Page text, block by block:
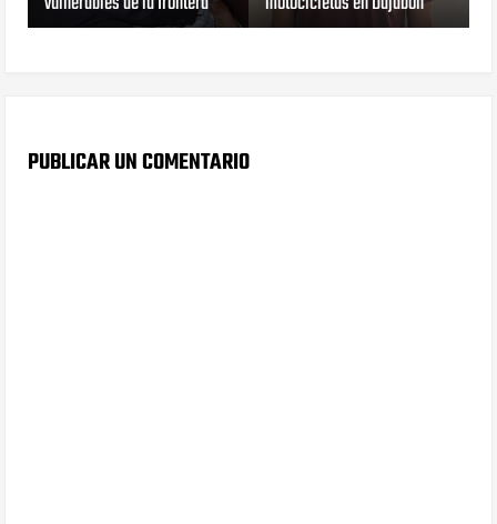
PUBLICAR UN COMENTARIO